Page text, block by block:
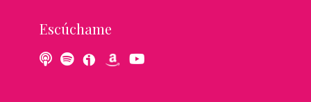
Escúchame